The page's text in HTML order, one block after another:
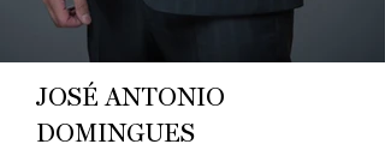
JOSÉ ANTONIO
DOMINGUES